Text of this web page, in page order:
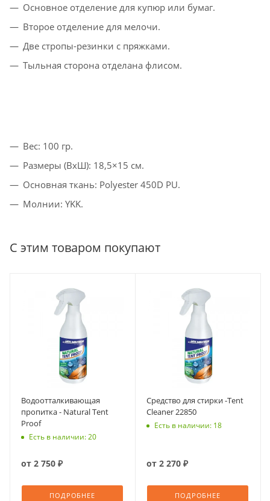
Основное отделение для купюр или бумаг.
Второе отделение для мелочи.
Две стропы-резинки с пряжками.
Тыльная сторона отделана флисом.
Вес: 100 гр.
Размеры (ВxШ): 18,5×15 см.
Основная ткань: Polyester 450D PU.
Молнии: YKK.
С этим товаром покупают
Водоотталкивающая
пропитка - Natural Tent
Proof
Есть в наличии: 20
от 2 750 ₽
ПОДРОБНЕЕ
Средство для стирки -Tent
Cleaner 22850
Есть в наличии: 18
от 2 270 ₽
ПОДРОБНЕЕ